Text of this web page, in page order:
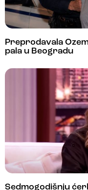
Preprodavala
pala u Beogradu
Sedmogodišnju